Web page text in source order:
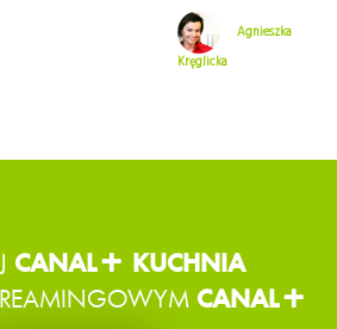
Agnieszka
Kręglicka
CANAL+ KUCHNIA
CANAL+